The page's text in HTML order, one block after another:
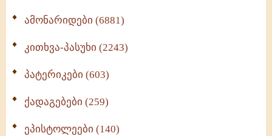
ამონარიდები (6881)
კითხვა-პასუხი (2243)
პატერიკები (603)
ქადაგებები (259)
ეპისტოლეები (140)